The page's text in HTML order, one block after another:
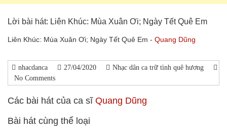
Lời bài hát: Liên Khúc: Mùa Xuân Ơi; Ngày Tết Quê Em
Liên Khúc: Mùa Xuân Ơi; Ngày Tết Quê Em - Quang Dũng
nhacdanca 27/04/2020
Nhạc dân ca trữ tình quê hương
No Comments
Các bài hát của ca sĩ Quang Dũng
Bài hát cùng thể loại